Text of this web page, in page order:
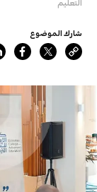
التعليم
شارك الموضوع